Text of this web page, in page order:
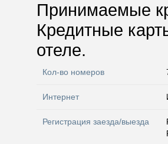
Принимаемые
Кредитные
отеле.
Кол-во номеров
Интернет
Регистрация заезда/выезда